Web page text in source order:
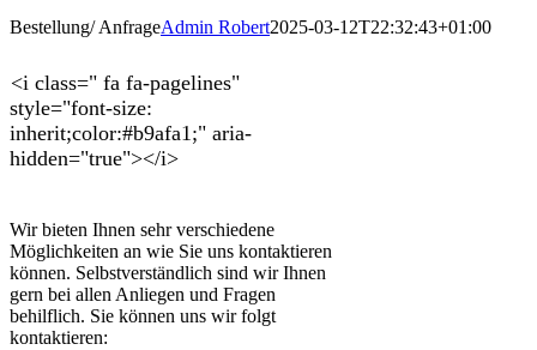
Bestellung/ AnfrageAdmin Robert2025-03-12T22:32:43+01:00
<i class=" fa fa-pagelines"
style="font-size:
inherit;color:#b9afa1;" aria-
hidden="true"></i>
Wir bieten Ihnen sehr verschiedene
Möglichkeiten an wie Sie uns kontaktieren
können. Selbstverständlich sind wir Ihnen
gern bei allen Anliegen und Fragen
behilflich. Sie können uns wir folgt
kontaktieren: